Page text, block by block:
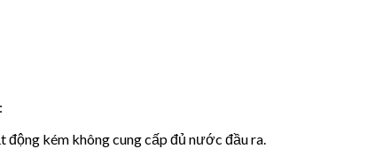
kém không cung cấp đủ nước đầu ra.